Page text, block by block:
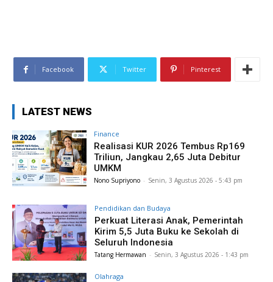
Facebook Twitter Pinterest
LATEST NEWS
Finance
Realisasi KUR 2026 Tembus Rp169
Triliun, Jangkau 2,65 Juta Debitur
UMKM
Nono Supriyono - Senin, 3 Agustus 2026 - 5:43 pm
Pendidikan dan Budaya
Perkuat Literasi Anak, Pemerintah
Kirim 5,5 Juta Buku ke Sekolah di
Seluruh Indonesia
Tatang Hermawan - Senin, 3 Agustus 2026 - 1:43 pm
Olahraga